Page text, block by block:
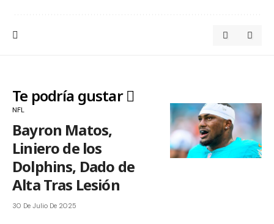
Te podría gustar
NFL
Bayron Matos,
Liniero de los
Dolphins, Dado de
Alta Tras Lesión
30 De Julio De 2025